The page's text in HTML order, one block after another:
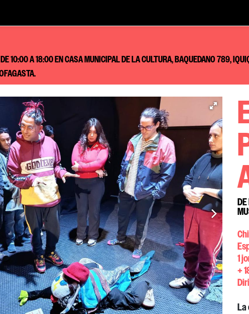
10:00 A 18:00 EN CASA MUNICIPAL DE LA CULTURA, BAQUEDANO 789,
1
+
La